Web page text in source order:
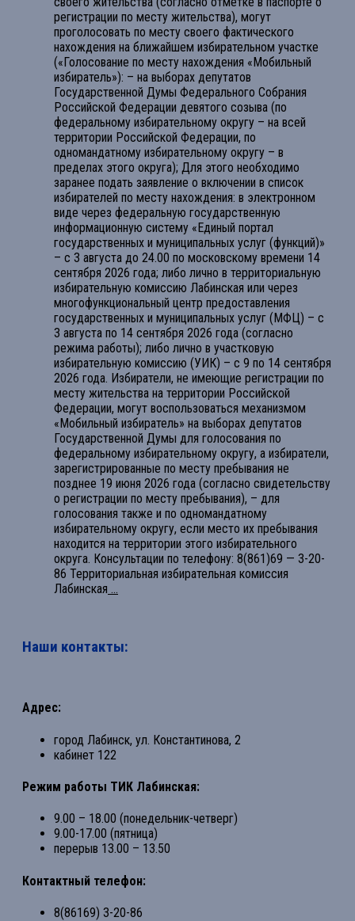
регистрации по месту жительства), могут
проголосовать по месту своего фактического
нахождения на ближайшем избирательном участке
(«Голосование по месту нахождения «Мобильный
избиратель»): – на выборах депутатов
Государственной Думы Федерального Собрания
Российской Федерации девятого созыва (по
федеральному избирательному округу – на всей
территории Российской Федерации, по
одномандатному избирательному округу – в
пределах этого округа); Для этого необходимо
заранее подать заявление о включении в список
избирателей по месту нахождения: в электронном
виде через федеральную государственную
информационную систему «Единый портал
государственных и муниципальных услуг (функций)»
– с 3 августа до 24.00 по московскому времени 14
сентября 2026 года; либо лично в территориальную
избирательную комиссию Лабинская или через
многофункциональный центр предоставления
государственных и муниципальных услуг (МФЦ) – с
3 августа по 14 сентября 2026 года (согласно
режима работы); либо лично в участковую
избирательную комиссию (УИК) – с 9 по 14 сентября
2026 года. Избиратели, не имеющие регистрации по
месту жительства на территории Российской
Федерации, могут воспользоваться механизмом
«Мобильный избиратель» на выборах депутатов
Государственной Думы для голосования по
федеральному избирательному округу, а избиратели,
зарегистрированные по месту пребывания не
позднее 19 июня 2026 года (согласно свидетельству
о регистрации по месту пребывания), – для
голосования также и по одномандатному
избирательному округу, если место их пребывания
находится на территории этого избирательного
округа. Консультации по телефону: 8(861)69 — 3-20-
86 Территориальная избирательная комиссия
Лабинская ...
Наши контакты:
Адрес:
город Лабинск, ул. Константинова, 2
кабинет 122
Режим работы ТИК Лабинская:
9.00 – 18.00 (понедельник-четверг)
9.00-17.00 (пятница)
перерыв 13.00 – 13.50
Контактный телефон:
8(86169) 3-20-86